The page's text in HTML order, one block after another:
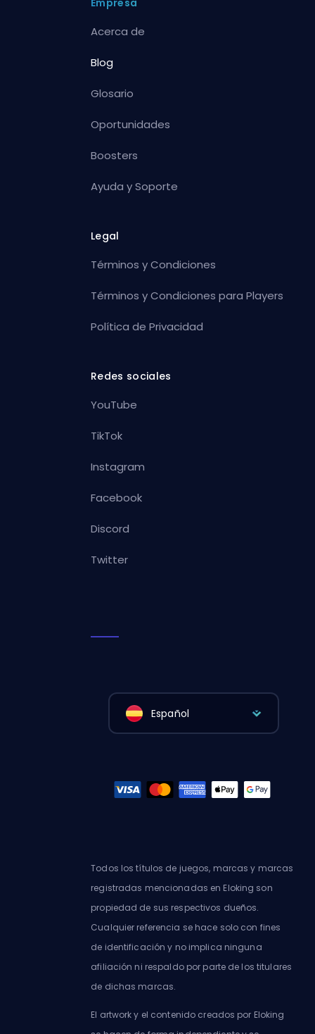
Empresa
Acerca de
Blog
Glosario
Oportunidades
Boosters
Ayuda y Soporte
Legal
Términos y Condiciones
Términos y Condiciones para Players
Política de Privacidad
Redes sociales
YouTube
TikTok
Instagram
Facebook
Discord
Twitter
Español
Todos los títulos de juegos, marcas y marcas
registradas mencionadas en Eloking son
propiedad de sus respectivos dueños.
Cualquier referencia se hace solo con fines
de identificación y no implica ninguna
afiliación ni respaldo por parte de los titulares
de dichas marcas.
El artwork y el contenido creados por Eloking